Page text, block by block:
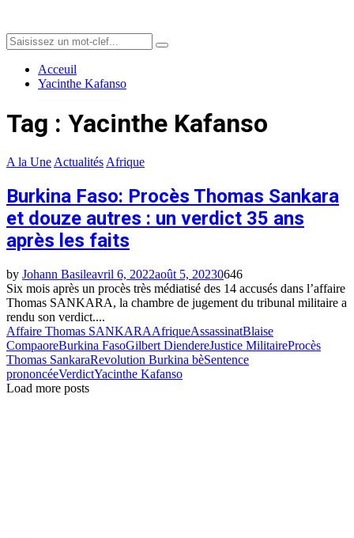
Search
for:
Search
Acceuil
Yacinthe Kafanso
Tag : Yacinthe Kafanso
A la Une Actualités Afrique
Burkina Faso: Procès Thomas Sankara
et douze autres : un verdict 35 ans
après les faits
by Johann Basileavril 6, 2022août 5, 20230646
Six mois après un procès très médiatisé des 14 accusés dans l’affaire
Thomas SANKARA, la chambre de jugement du tribunal militaire a
rendu son verdict....
Affaire Thomas SANKARAAfriqueAssassinatBlaise
CompaoreBurkina FasoGilbert DiendereJustice MilitaireProcès
Thomas SankaraRevolution Burkina bèSentence
prononcéeVerdictYacinthe Kafanso
Load more posts